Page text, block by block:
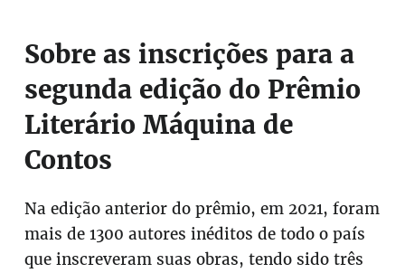
Sobre as inscrições para a
segunda edição do Prêmio
Literário Máquina de
Contos
Na edição anterior do prêmio, em 2021, foram
mais de 1300 autores inéditos de todo o país
que inscreveram suas obras, tendo sido três